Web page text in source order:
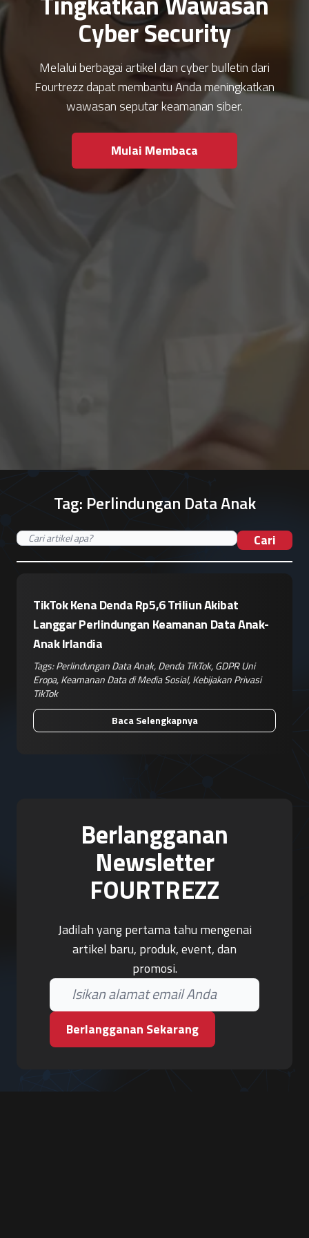
Cyber Security
Melalui berbagai artikel dan cyber bulletin dari
Fourtrezz dapat membantu Anda meningkatkan
wawasan seputar keamanan siber.
Mulai Membaca
Tag: Perlindungan Data Anak
Cari
TikTok Kena Denda Rp5,6 Triliun Akibat
Langgar Perlindungan Keamanan Data Anak-
Anak Irlandia
Tags:Perlindungan Data Anak,Denda TikTok,GDPR Uni
Eropa,Keamanan Data di Media Sosial,Kebijakan Privasi
TikTok
Baca Selengkapnya
Berlangganan
Newsletter
FOURTREZZ
Jadilah yang pertama tahu mengenai
artikel baru, produk, event, dan
promosi.
Berlangganan Sekarang